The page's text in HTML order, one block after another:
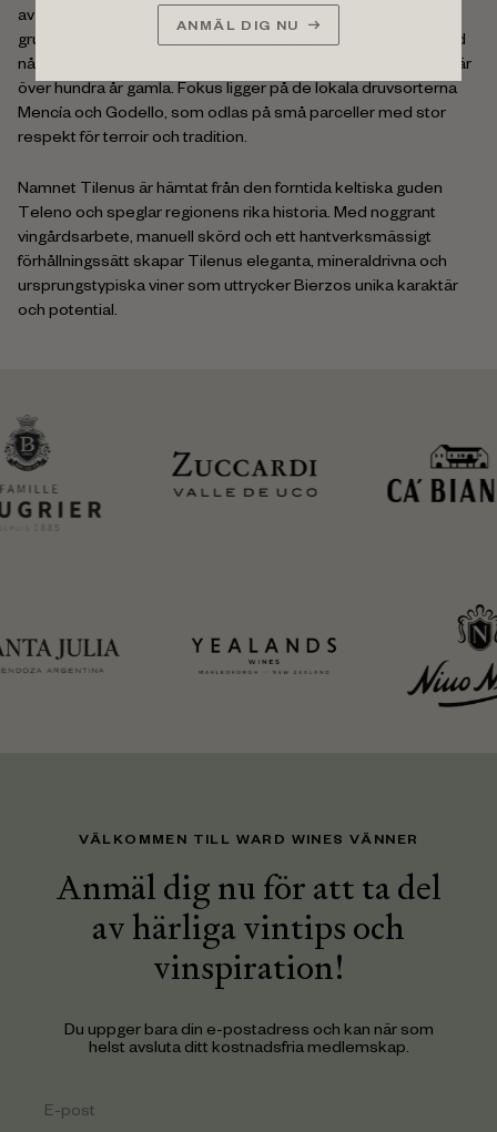
ANMÄL DIG NU
av Spaniens mest spännande vinregioner. Vingården
grundades 1999 i Dehesas, nära Ponferrada, och arbetar med
några av områdets äldsta vingårdar där många av stockarna är
över hundra år gamla. Fokus ligger på de lokala druvsorterna
Mencía och Godello, som odlas på små parceller med stor
respekt för terroir och tradition.
Namnet Tilenus är hämtat från den forntida keltiska guden
Teleno och speglar regionens rika historia. Med noggrant
vingårdsarbete, manuell skörd och ett hantverksmässigt
förhållningssätt skapar Tilenus eleganta, mineraldrivna och
ursprungstypiska viner som uttrycker Bierzos unika karaktär
och potential.
VÄLKOMMEN TILL WARD WINES VÄNNER
Anmäl dig nu för att ta del
av härliga vintips och
vinspiration!
Du uppger bara din e-postadress och kan när som
helst avsluta ditt kostnadsfria medlemskap.